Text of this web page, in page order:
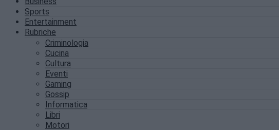
Sports
Entertainment
Rubriche
Criminologia
Cucina
Cultura
Eventi
Gaming
Gossip
Informatica
Libri
Motori